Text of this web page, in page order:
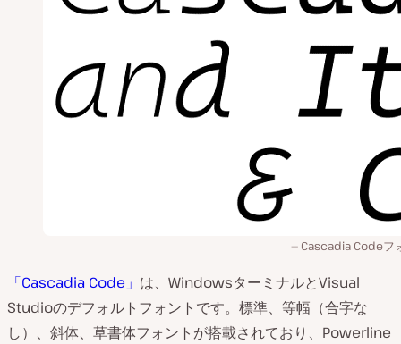
Cascadia Codeフ
「Cascadia Code」 は、WindowsターミナルとVisual
Studioのデフォルトフォントです。標準、等幅（合字な
し）、斜体、草書体フォントが搭載されており、Powerline